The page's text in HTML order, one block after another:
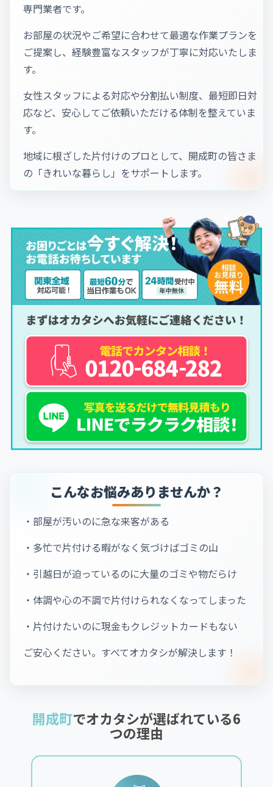
専門業者です。
お部屋の状況やご希望に合わせて最適な作業プランを
ご提案し、経験豊富なスタッフが丁寧に対応いたしま
す。
女性スタッフによる対応や分割払い制度、最短即日対
応など、安心してご依頼いただける体制を整えていま
す。
地域に根ざした片付けのプロとして、開成町の皆さま
の「きれいな暮らし」をサポートします。
こんなお悩みありませんか？
・部屋が汚いのに急な来客がある
・多忙で片付ける暇がなく気づけばゴミの山
・引越日が迫っているのに大量のゴミや物だらけ
・体調や心の不調で片付けられなくなってしまった
・片付けたいのに現金もクレジットカードもない
ご安心ください。すべてオカタシが解決します！
開成町でオカタシが選ばれている6
つの理由